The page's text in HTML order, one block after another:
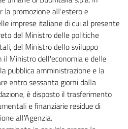
la promozione all'estero e
imprese italiane di cui al presente
del Ministro delle politiche
del Ministro dello sviluppo
il Ministro dell'economia e delle
pubblica amministrazione e la
entro sessanta giorni dalla
è disposto il trasferimento
e finanziarie residue di
all'Agenzia.